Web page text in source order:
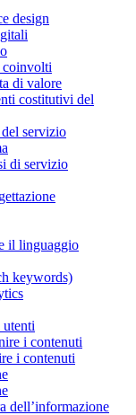
design
coinvolti
di valore
costitutivi del
servizio
di servizio
il linguaggio
keywords)
i contenuti
i contenuti
dell’informazione